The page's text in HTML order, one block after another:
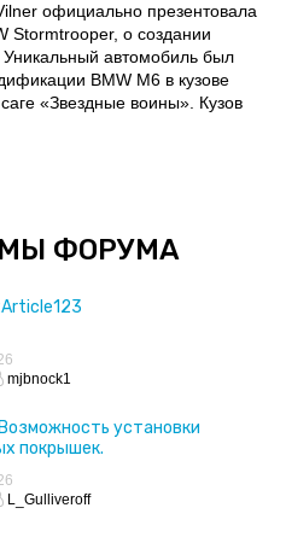
официально презентовала
Stormtrooper, о создании
автомобиль был
BMW M6 в кузове
«Звездные воины». Кузов
ФОРУМА
mjbnock1
Возможность установки
покрышек.
L_Gulliveroff